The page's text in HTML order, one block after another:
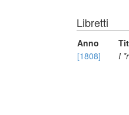
Libretti
Anno
[1808]
I